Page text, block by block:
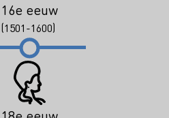
16e eeuw
(1501-1600)